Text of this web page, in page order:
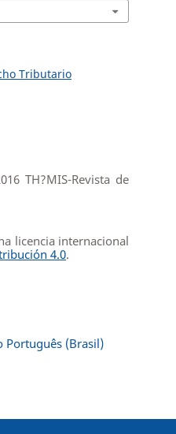
Tributario
TH?MIS-Revista de
licencia internacional
4.0.
Português (Brasil)